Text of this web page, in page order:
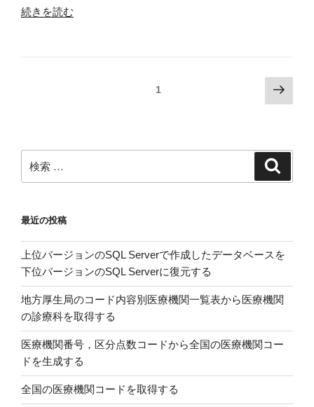
結
“180
Query
で
EXCEL
が
オ
ー
バ
ー
フ
ー
続きを読む
ー
ジ
り
1
次
の
ジ
索:
最近の投稿
上位バージョンのSQL Serverで作成したデータベースを
下位バージョンのSQL Serverに復元する
地方厚生局のコード内容別医療機関一覧表から医療機関
の診療科を取得する
医療機関番号，区分点数コードから全国の医療機関コー
ドを生成する
全国の医療機関コードを取得する